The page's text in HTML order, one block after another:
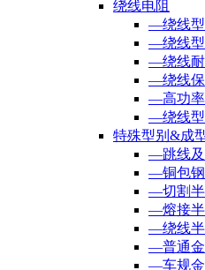
绕线电阻
—绕线型
—绕线型
—绕线耐
—绕线保
—高功率
—绕线型
特殊型别&成
—跳线及
—铜包钢
—切割半
—熔接半
—绕线半
—普通金
—车规金